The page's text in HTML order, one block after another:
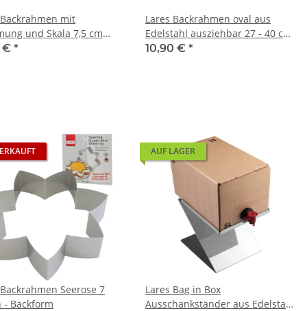
mit
und Skala 7,5 cm
verstellbar -
€ *
Lares Backrahmen oval aus
Edelstahl ausziehbar 27 - 40 cm
- Tortenring Stollenform
10,90 € *
Seerose 7
- Backform
AUF LAGER
Lares Bag in Box
Ausschankständer aus Edelstahl